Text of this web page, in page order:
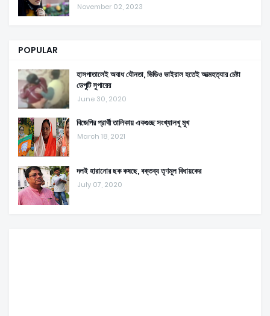
November 02, 2023
POPULAR
হাসপাতালেই অবাধ যৌনতা, ভিডিও ভাইরাল হতেই আত্মহত্যার চেষ্টা
ডেপুটি সুপারের
June 30, 2020
বিজেপির প্রার্থী তালিকায় একগুচ্ছ সংখ্যালখু মুখ
March 18, 2021
দলই হারানোর ছক কষছে, বক্তব্য তৃণমূল বিধায়কের
July 07, 2020